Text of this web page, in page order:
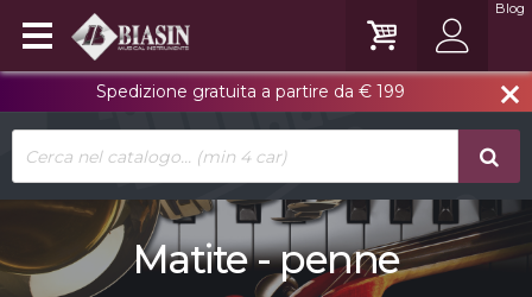
close
Spedizione gratuita a partire da € 199
Blog
Matite - penne